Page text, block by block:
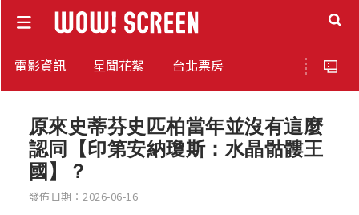
電影資訊 星聞花絮 台北票房
原來史蒂芬史匹柏當年並沒有這麼
認同【印第安納瓊斯：水晶骷髏王
國】？
發佈日期：2026-06-16